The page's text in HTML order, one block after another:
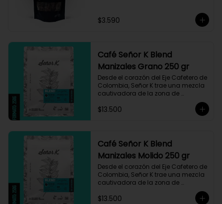
$3.590
Café Señor K Blend
Manizales Grano 250 gr
Desde el corazón del Eje Cafetero de
Colombia, Señor K trae una mezcla
cautivadora de la zona de
Manizales, entre 1.800 y 1.950 msnm.
La variedad es Castillo, que ha sido
trazas de chocolate. El tueste medio
permite degustar todos los sabores
complejos de este café
$13.500
Café Señor K Blend
Manizales Molido 250 gr
Desde el corazón del Eje Cafetero de
Colombia, Señor K trae una mezcla
cautivadora de la zona de
Manizales, entre 1.800 y 1.950 msnm.
La variedad es Castillo, que ha sido
$13.500